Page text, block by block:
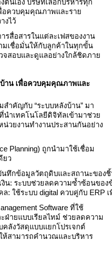
ตนเอง บริษัทเลือกบริหารทุก
อควบคุมคุณภาพและราย
งไว้
รสื่อสารในแต่ละเฟสของงาน
มเชื่อมั่นให้กับลูกค้าในทุกขั้น
จสอบและดูแลอย่างใกล้ชิดภาย
าน เพื่อควบคุมคุณภาพและ
สำคัญกับ “ระบบหลังบ้าน” มา
ำเทคโนโลยีดิจิทัลเข้ามาช่วย
น่วยงานทำงานประสานกันอย่าง
Planning) ถูกนำมาใช้เชื่อม
ยว
ทึกข้อมูลวัตถุดิบและสถานะของ
น: ระบบช่วยลดความซ้ำซ้อนของ
: ใช้ระบบ digital ควบคู่กับ ERP
Software ที่ใช้
ายแบบเรียลไทม์ ช่วยลดความ
ลังวัสดุแบบแยกโปรเจกต์
ห้สามารถคำนวณและบริหาร